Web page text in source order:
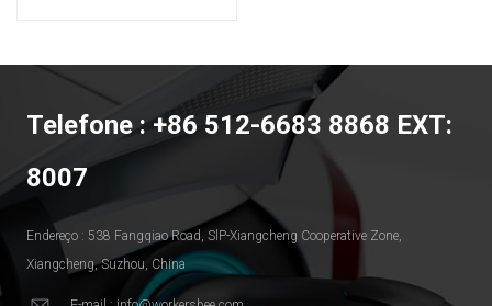
Telefone : +86 512-6683 8868 EXT:
8007
Endereço : 538 Fangqiao Road, SlP-Xiangcheng Cooperative Zone,
Xiangcheng, Suzhou, China